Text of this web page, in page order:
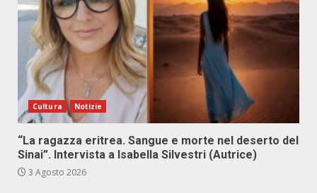
Cultura Notizie
“La ragazza eritrea. Sangue e morte nel deserto del
Sinai”. Intervista a Isabella Silvestri (Autrice)
3 Agosto 2026